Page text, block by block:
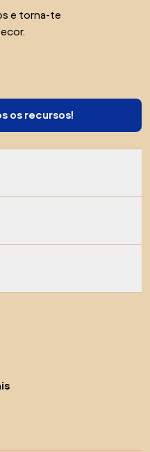
e torna-te
os recursos!